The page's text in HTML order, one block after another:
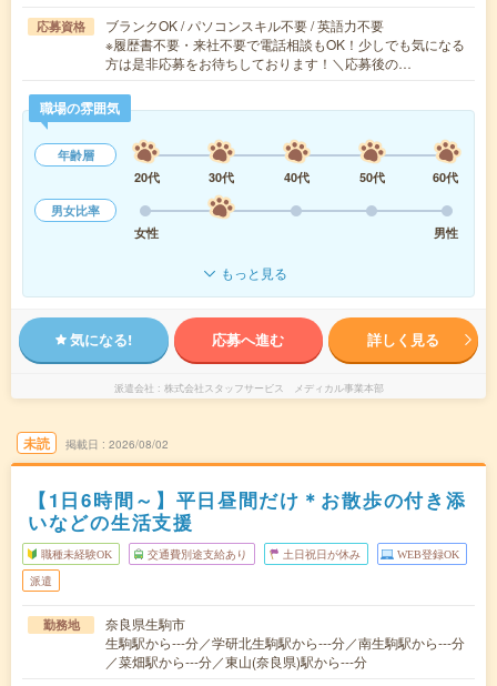
応募資格
ブランクOK / パソコンスキル不要 / 英語力不要
※履歴書不要・来社不要で電話相談もOK！少しでも気になる
方は是非応募をお待ちしております！＼応募後の…
職場の雰囲気
年齢層
20代
30代 40代 50代
60代
男女比率
女性
男性
もっと見る
気になる! 応募へ進む 詳しく見る
派遣会社 株式会社スタッフサービス メディカル事業本部
未読 掲載日 2026/08/02
【1日6時間～】平日昼間だけ＊お散歩の付き添
いなどの生活支援
職種未経験OK 交通費別途支給あり 土日祝日が休み WEB登録OK
派遣
勤務地
奈良県生駒市
生駒駅から---分／学研北生駒駅から---分／南生駒駅から---分
／菜畑駅から---分／東山(奈良県)駅から---分